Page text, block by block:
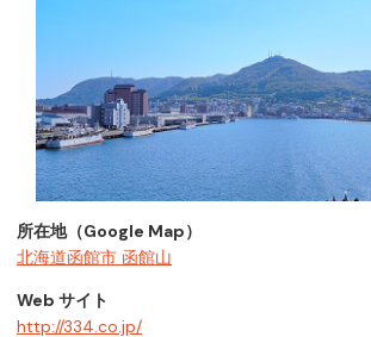
所在地（Google Map）
北海道函館市 函館山
Web サイト
http://334.co.jp/